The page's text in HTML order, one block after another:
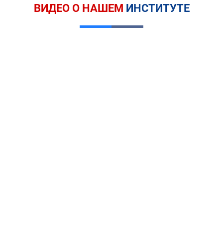
ВИДЕО О НАШЕМ ИНСТИТУТЕ